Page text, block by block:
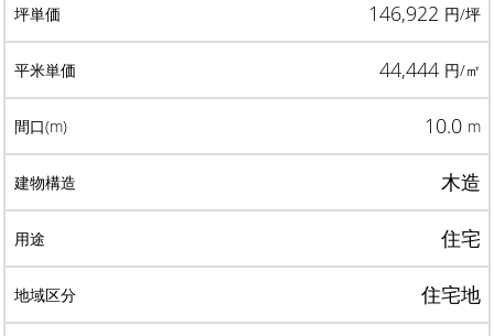
146,922 円/坪
44,444 円/㎡
10.0 m
木造
住宅
住宅地